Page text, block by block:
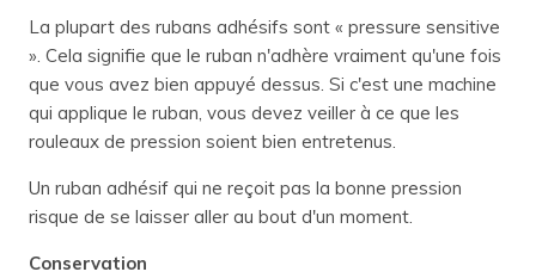
La plupart des rubans adhésifs sont « pressure sensitive
». Cela signifie que le ruban n'adhère vraiment qu'une fois
que vous avez bien appuyé dessus. Si c'est une machine
qui applique le ruban, vous devez veiller à ce que les
rouleaux de pression soient bien entretenus.
Un ruban adhésif qui ne reçoit pas la bonne pression
risque de se laisser aller au bout d'un moment.
Conservation